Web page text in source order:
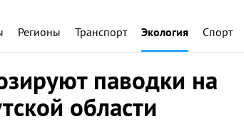
Регионы Транспорт Экология Спорт
паводки на
области